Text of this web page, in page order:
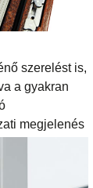
szerelést is,
a gyakran
megjelenés